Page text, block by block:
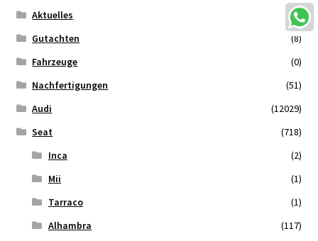
Aktuelles
(11)
Gutachten
(8)
Fahrzeuge
(0)
Nachfertigungen
(51)
Audi
(12029)
Seat
(718)
Inca
(2)
Mii
(1)
Tarraco
(1)
Alhambra
(117)